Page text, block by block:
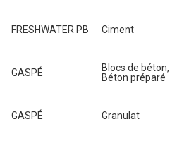
FRESHWATER PB Ciment
GASPÉ Blocs de béton,
Béton préparé
GASPÉ Granulat